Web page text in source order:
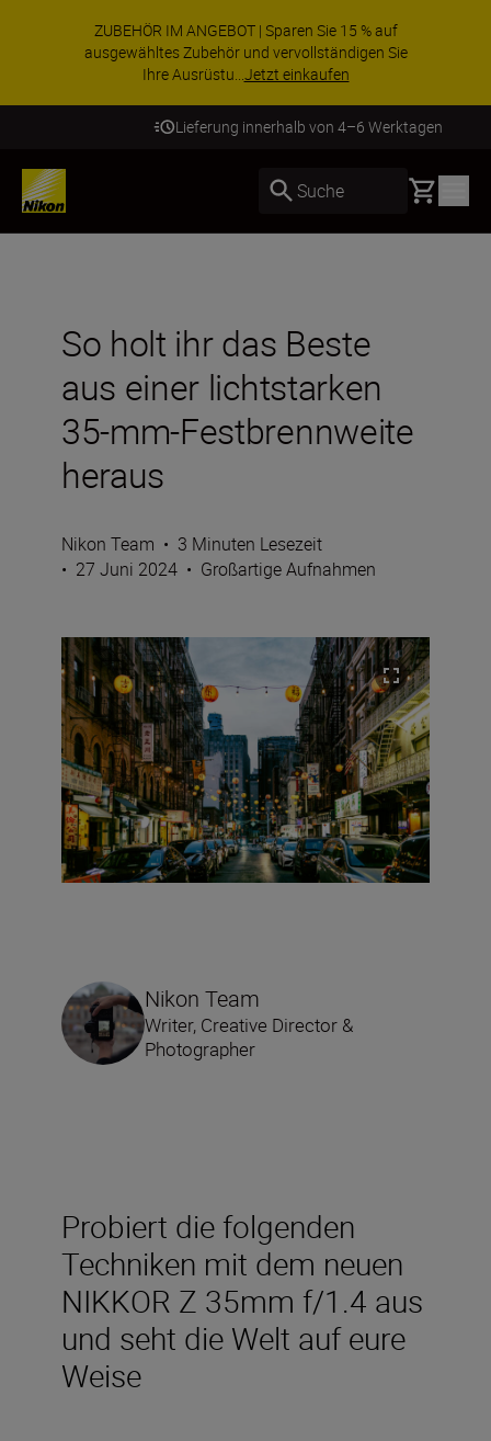
ZUBEHÖR IM ANGEBOT | Sparen Sie 15 % auf
ausgewähltes Zubehör und vervollständigen Sie
Ihre Ausrüstu...Jetzt einkaufen
Lieferung innerhalb von 4–6 Werktagen
Suche Basket
So holt ihr das Beste
aus einer lichtstarken
35-mm-Festbrennweite
heraus
Nikon Team • 3 Minuten Lesezeit
• 27 Juni 2024 • Großartige Aufnahmen
Probiert die folgenden
Techniken mit dem neuen
NIKKOR Z 35mm f/1.4 aus
und seht die Welt auf eure
Weise
Nikon Team
Writer, Creative Director &
Photographer